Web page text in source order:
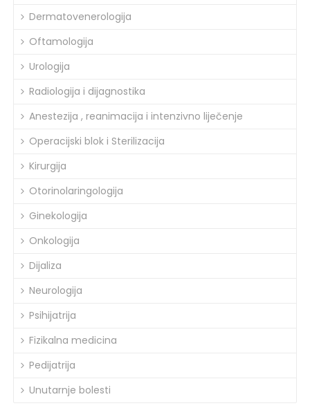
Dermatovenerologija
Oftamologija
Urologija
Radiologija i dijagnostika
Anestezija , reanimacija i intenzivno liječenje
Operacijski blok i Sterilizacija
Kirurgija
Otorinolaringologija
Ginekologija
Onkologija
Dijaliza
Neurologija
Psihijatrija
Fizikalna medicina
Pedijatrija
Unutarnje bolesti